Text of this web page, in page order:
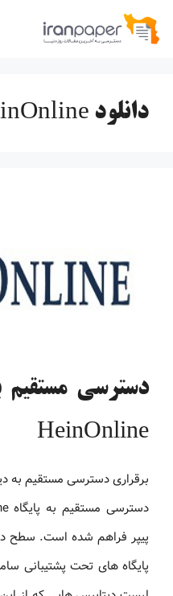
پرش
دانلود HeinOnline
دسترسی مستقیم
HeinOnline
پیپر فراهم شده است. سطح
پایگاه های تحت پشتیبانی